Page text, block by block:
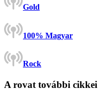
Gold
100% Magyar
Rock
A rovat további cikkei